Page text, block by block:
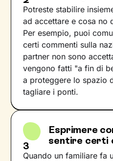
Potreste stabilire
ad accettare e cosa no
Per esempio, puoi
certi commenti sulla
partner non sono
vengono fatti "a fin di
a proteggere lo spazio
tagliare i ponti.
3
Esprimere
sentire certi
Quando un familiare fa